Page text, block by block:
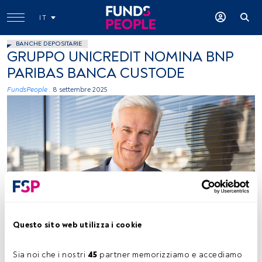
Questo sito web utilizza i cookie
Sia noi che i nostri 45 partner memorizziamo e accediamo
IT
BANCHE DEPOSITARIE
GRUPPO UNICREDIT NOMINA BNP
PARIBAS BANCA CUSTODE
FundsPeople . 8 settembre 2025
Patrick Colle, foto ceduta (BNP Paribas)